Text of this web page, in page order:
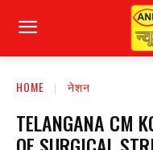
HOME नेशन
TELANGANA CM